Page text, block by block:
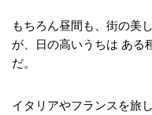
もちろん昼間も、街の美
が、日の高いうちは ある
だ。
イタリアやフランスを旅